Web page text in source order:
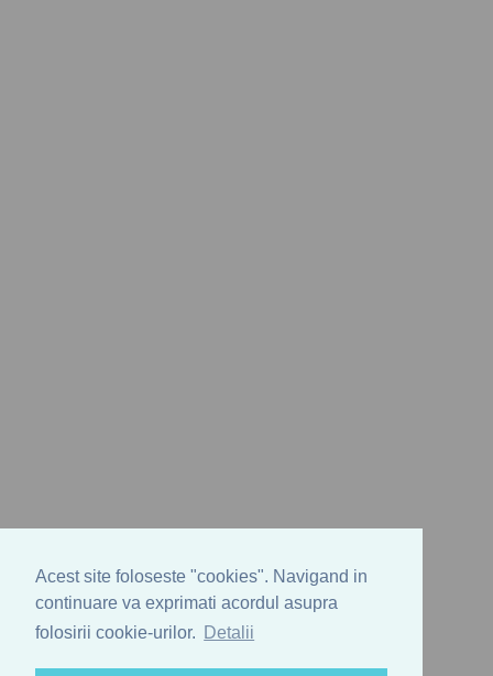
Acest site foloseste "cookies". Navigand in
continuare va exprimati acordul asupra
folosirii cookie-urilor.
Detalii